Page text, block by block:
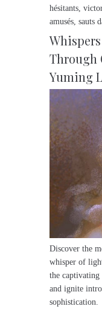
hésitants,
amusés, sauts
Through
Yuming
Discover the
whisper of
the
and ignite
sophistication.